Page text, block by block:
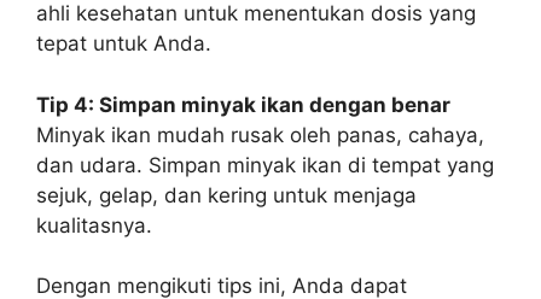
ahli kesehatan untuk menentukan dosis yang
tepat untuk Anda.
Tip 4: Simpan minyak ikan dengan benar
Minyak ikan mudah rusak oleh panas, cahaya,
dan udara. Simpan minyak ikan di tempat yang
sejuk, gelap, dan kering untuk menjaga
kualitasnya.
Dengan mengikuti tips ini, Anda dapat